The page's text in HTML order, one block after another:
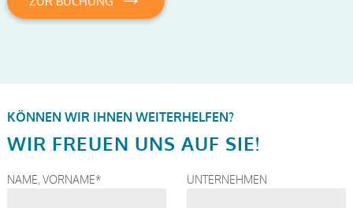
KÖNNEN WIR IHNEN WEITERHELFEN?
WIR FREUEN UNS AUF SIE!
NAME, VORNAME* UNTERNEHMEN